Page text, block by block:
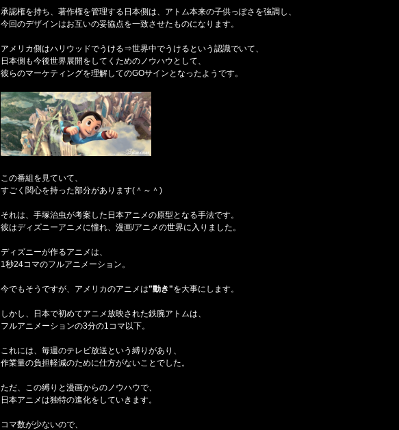
承認権を持ち、著作権を管理する日本側は、アトム本来の子供っぽさを強調し、
今回のデザインはお互いの妥協点を一致させたものになります。
アメリカ側はハリウッドでうける⇒世界中でうけるという認識でいて、
日本側も今後世界展開をしてくためのノウハウとして、
彼らのマーケティングを理解してのGOサインとなったようです。
この番組を見ていて、
すごく関心を持った部分があります(＾～＾)
それは、手塚治虫が考案した日本アニメの原型となる手法です。
彼はディズニーアニメに憧れ、漫画/アニメの世界に入りました。
ディズニーが作るアニメは、
1秒24コマのフルアニメーション。
今でもそうですが、アメリカのアニメは"動き"を大事にします。
しかし、日本で初めてアニメ放映された鉄腕アトムは、
フルアニメーションの3分の1コマ以下。
これには、毎週のテレビ放送という縛りがあり、
作業量の負担軽減のために仕方がないことでした。
ただ、この縛りと漫画からのノウハウで、
日本アニメは独特の進化をしていきます。
コマ数が少ないので、